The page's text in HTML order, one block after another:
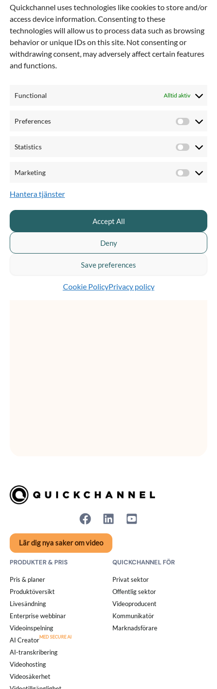
Quickchannel uses technologies like cookies to store and/or
access device information. Consenting to these
technologies will allow us to process data such as browsing
behavior or unique IDs on this site. Not consenting or
withdrawing consent, may adversely affect certain features
and functions.
Functional Alltid aktiv
Preferences
Statistics Statistics
Marketing
Hantera tjänster
Accept All
Deny
Save preferences
Cookie PolicyPrivacy policy
Related posts
Real security in AI begins
with control
If you work in communications, IT, or with sensitive
internal information, you know AI is quickly shifting
from experimentation to […]
Lär dig nya saker om video
PRODUKTER & PRIS
Pris & planer
Produktöversikt
Livesändning
Enterprise webbinar
Videoinspelning
AI Creator
AI-transkribering
Videohosting
Videosäkerhet
QUICKCHANNEL FÖR
Privat sektor
Offentlig sektor
Videoproducent
Kommunikatör
Marknadsförare